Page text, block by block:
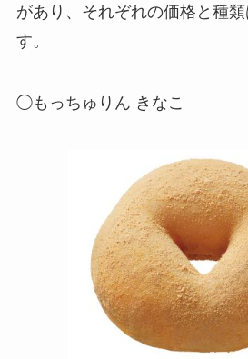
があり、それぞれの価格と種
す。
◯もっちゅりん きなこ